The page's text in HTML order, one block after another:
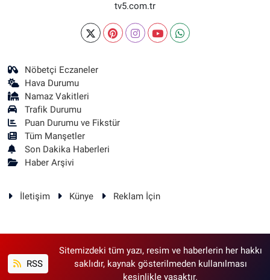
tv5.com.tr
Nöbetçi Eczaneler
Hava Durumu
Namaz Vakitleri
Trafik Durumu
Puan Durumu ve Fikstür
Tüm Manşetler
Son Dakika Haberleri
Haber Arşivi
İletişim Künye Reklam İçin
RSS
Sitemizdeki tüm yazı, resim ve haberlerin her hakkı
saklıdır, kaynak gösterilmeden kullanılması
kesinlikle yasaktır.